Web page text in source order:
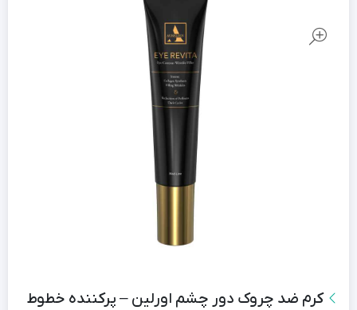
کرم ضد چروک دور چشم اورلین – پرکننده خطوط